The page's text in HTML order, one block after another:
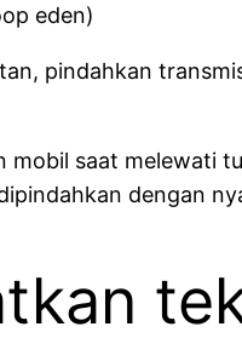
eden)
pindahkan
mobil saat melewati
dengan